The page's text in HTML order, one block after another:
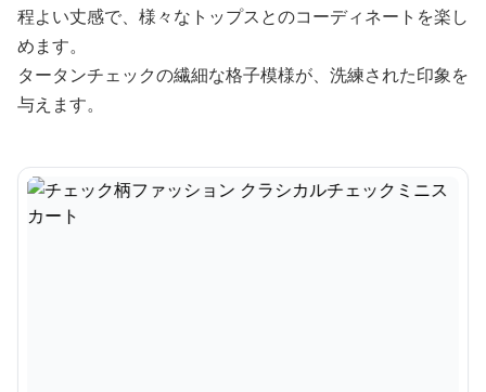
程よい丈感で、様々なトップスとのコーディネートを楽し
めます。
タータンチェックの繊細な格子模様が、洗練された印象を
与えます。